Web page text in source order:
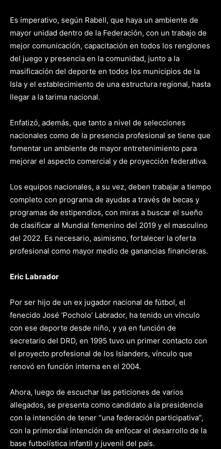
Es imperativo, según Rabell, que haya un ambiente de
mayor unidad dentro de la Federación, con un trabajo de
mejor comunicación, capacitación en todos los renglones
del juego y presencia en la comunidad, junto a la
masificación del deporte en todos los municipios de la
Isla y el establecimiento de una estructura regional, hasta
llegar a la tarima nacional.
Enfatizó, además, que tanto a nivel de selecciones
nacionales como de la presencia profesional se tiene que
fomentar un ambiente de mayor entretenimiento para
mejorar el aspecto comercial y de proyección federativa.
Los equipos nacionales, a su vez, deben trabajar a tiempo
completo con programa de ayudas a través de becas y
programas de estipendios, con miras a buscar el sueño
de clasificar al Mundial femenino del 2019 y el masculino
del 2022. Es necesario, asimismo, fortalecer la oferta
profesional como mayor medio de ganancias financieras.
Eric Labrador
Por ser hijo de un ex jugador nacional de fútbol, el
fenecido José ‘Pocholo’ Labrador, ha tenido un vínculo
con ese deporte desde niño, y ya en función de
secretario del DRD, en 1995 tuvo un primer contacto con
el proyecto profesional de los Islanders, vínculo que
renovó en función interna en el 2004.
Ahora, luego de escuchar las peticiones de varios
allegados, se presenta como candidato a la presidencia
con la intención de tener “una federación participativa”,
con la primordial intención de enfocar el desarrollo de la
base futbolística infantil y juvenil del país.